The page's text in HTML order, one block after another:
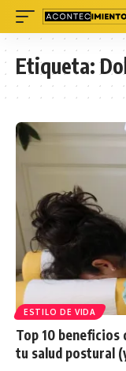
Etiqueta:
ESTILO DE VIDA
Top 10
tu salud postural